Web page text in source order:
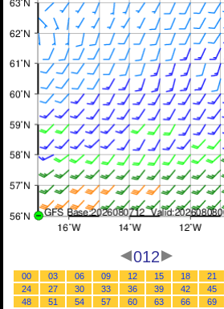
012
00 03 06 09 12 15 18
21
24
27 30 33 36 39 42
45
48
51 54 57 60 63 66
69